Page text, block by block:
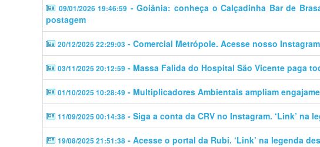
09/01/2026 19:46:59 - Goiânia: conheça o Calçadinha Bar de
postagem
20/12/2025 22:29:03 - Comercial Metrópole. Acesse nosso
03/11/2025 20:12:59 - Massa Falida do Hospital São Vicente paga
01/10/2025 10:28:49 - Multiplicadores Ambientais ampliam
11/09/2025 00:14:38 - Siga a conta da CRV no Instagram. ‘Link’ na
19/08/2025 21:51:38 - Acesse o portal da Rubi. ‘Link’ na legenda